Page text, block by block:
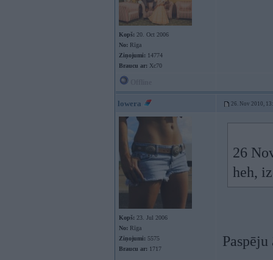
Kopš: 20. Oct 2006
No: Rīga
Ziņojumi: 14774
Braucu ar: Xc70
lowera 26. Nov 2010,
Kopš: 23. Jul 2006
No: Rīga
Ziņojumi: 5575
Braucu ar: 1717
26
heh,